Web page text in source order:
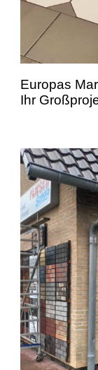
Europas
Ihr